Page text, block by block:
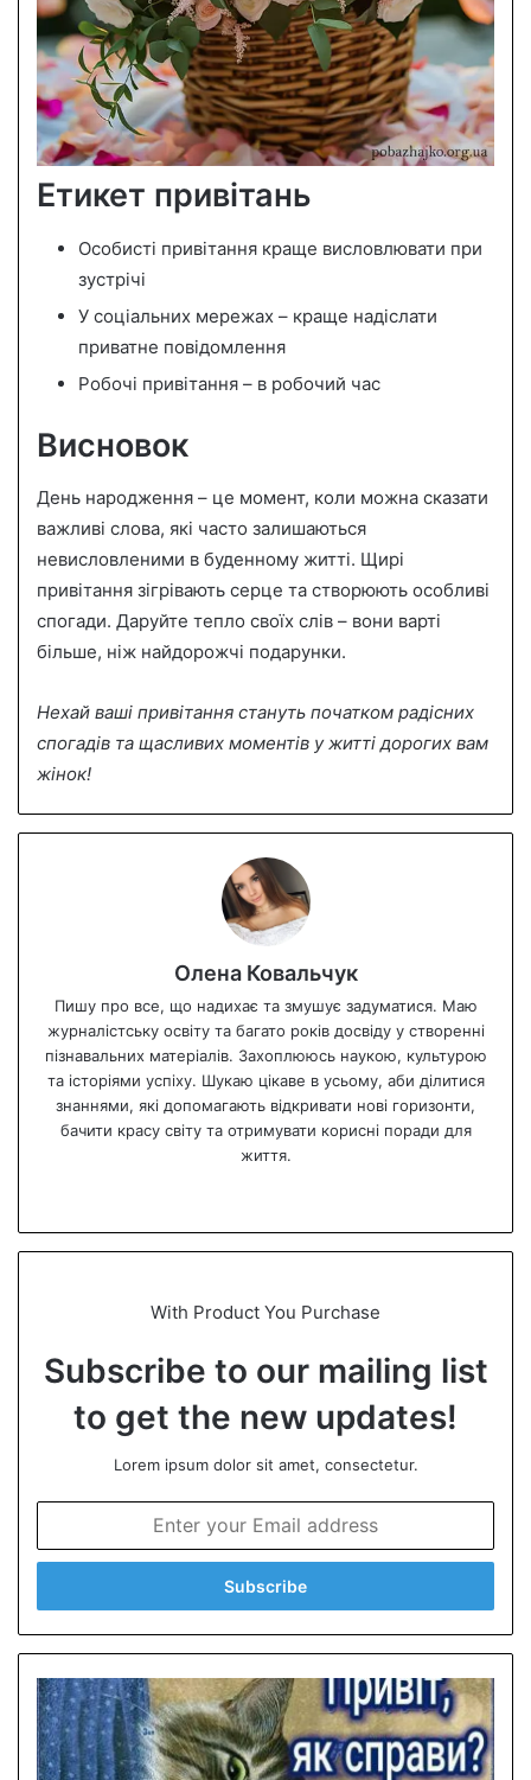
Етикет привітань
Особисті привітання краще висловлювати при
зустрічі
У соціальних мережах – краще надіслати
приватне повідомлення
Робочі привітання – в робочий час
Висновок
День народження – це момент, коли можна сказати
важливі слова, які часто залишаються
невисловленими в буденному житті. Щирі
привітання зігрівають серце та створюють особливі
спогади. Даруйте тепло своїх слів – вони варті
більше, ніж найдорожчі подарунки.
Нехай ваші привітання стануть початком радісних
спогадів та щасливих моментів у житті дорогих вам
жінок!
Олена Ковальчук
Пишу про все, що надихає та змушує задуматися. Маю
журналістську освіту та багато років досвіду у створенні
пізнавальних матеріалів. Захоплююсь наукою, культурою
та історіями успіху. Шукаю цікаве в усьому, аби ділитися
знаннями, які допомагають відкривати нові горизонти,
бачити красу світу та отримувати корисні поради для
життя.
te
With Product You Purchase
Subscribe to our mailing list
to get the new updates!
Lorem ipsum dolor sit amet, consectetur.
t
r
y
u
r
E
m